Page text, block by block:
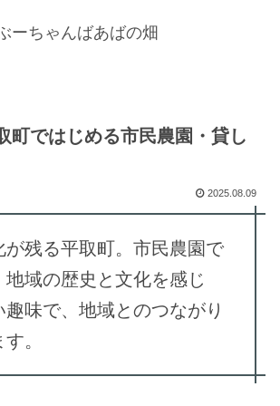
ーちゃんばあばの畑
町ではじめる市民農園・貸し
2025.08.09
が残る平取町。市民農園で
地域の歴史と文化を感じ
趣味で、地域とのつながり
。